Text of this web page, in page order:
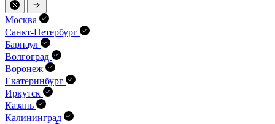
Москва
Санкт-Петербург
Барнаул
Волгоград
Воронеж
Екатеринбург
Иркутск
Казань
Калининград